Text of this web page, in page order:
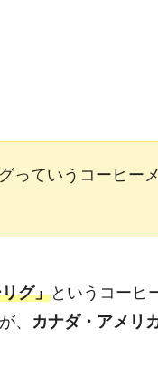
っていうコーヒー
グ」というコーヒ
、 カナダ・アメリ